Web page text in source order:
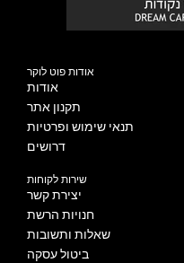
אודות פוט לוקר
אודות
תקנון אתר
תנאי שימוש ופרטיות
דרושים
שירות לקוחות
יצירת קשר
חנויות הרשת
שאלות ותשובות
ביטול עסקה